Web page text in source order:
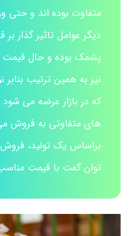
متفاوت بوده اند و حتی
دیگر عوامل تاثیر گذار
پشمک بوده و حال
نیز به همین ترتیب
که در بازار عرضه می
های متفاوتی به فروش
براساس یک تولید،
توان گفت با قیمت